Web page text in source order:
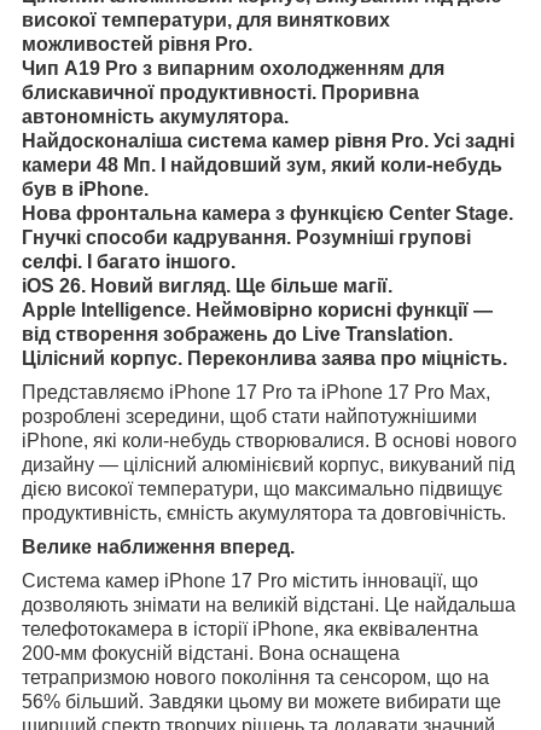
високої температури, для виняткових
можливостей рівня Pro.
Чип A19 Pro з випарним охолодженням для
блискавичної продуктивності. Проривна
автономність акумулятора.
Найдосконаліша система камер рівня Pro. Усі задні
камери 48 Мп. І найдовший зум, який коли-небудь
був в iPhone.
Нова фронтальна камера з функцією Center Stage.
Гнучкі способи кадрування. Розумніші групові
селфі. І багато іншого.
iOS 26. Новий вигляд. Ще більше магії.
Apple Intelligence. Неймовірно корисні функції —
від створення зображень до Live Translation.
Цілісний корпус. Переконлива заява про міцність.
Представляємо iPhone 17 Pro та iPhone 17 Pro Max,
розроблені зсередини, щоб стати найпотужнішими
iPhone, які коли-небудь створювалися. В основі нового
дизайну — цілісний алюмінієвий корпус, викуваний під
дією високої температури, що максимально підвищує
продуктивність, ємність акумулятора та довговічність.
Велике наближення вперед.
Система камер iPhone 17 Pro містить інновації, що
дозволяють знімати на великій відстані. Це найдальша
телефотокамера в історії iPhone, яка еквівалентна
200-мм фокусній відстані. Вона оснащена
тетрапризмою нового покоління та сенсором, що на
56% більший. Завдяки цьому ви можете вибирати ще
ширший спектр творчих рішень та додавати значний